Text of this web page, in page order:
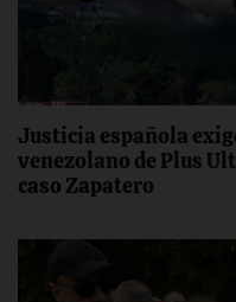
Justicia española
venezolano de Plus
caso Zapatero